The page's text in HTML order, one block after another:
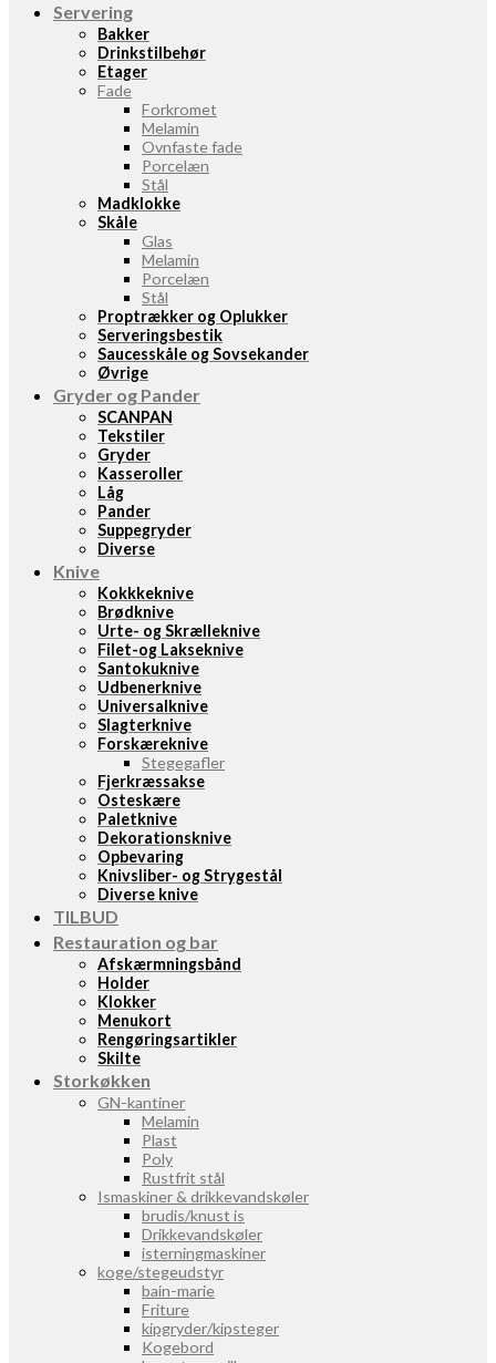
Servering
Bakker
Drinkstilbehør
Etager
Fade
Forkromet
Melamin
Ovnfaste fade
Porcelæn
Stål
Madklokke
Skåle
Glas
Melamin
Porcelæn
Stål
Proptrækker og Oplukker
Serveringsbestik
Saucesskåle og Sovsekander
Øvrige
Gryder og Pander
SCANPAN
Tekstiler
Gryder
Kasseroller
Låg
Pander
Suppegryder
Diverse
Knive
Kokkkeknive
Brødknive
Urte- og Skrælleknive
Filet-og Lakseknive
Santokuknive
Udbenerknive
Universalknive
Slagterknive
Forskæreknive
Stegegafler
Fjerkræssakse
Osteskære
Paletknive
Dekorationsknive
Opbevaring
Knivsliber- og Strygestål
Diverse knive
TILBUD
Restauration og bar
Afskærmningsbånd
Holder
Klokker
Menukort
Rengøringsartikler
Skilte
Storkøkken
GN-kantiner
Melamin
Plast
Poly
Rustfrit stål
Ismaskiner & drikkevandskøler
brudis/knust is
Drikkevandskøler
isterningmaskiner
koge/stegeudstyr
bain-marie
Friture
kipgryder/kipsteger
Kogebord